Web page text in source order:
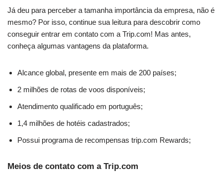
Já deu para perceber a tamanha importância da empresa, não é
mesmo? Por isso, continue sua leitura para descobrir como
conseguir entrar em contato com a Trip.com! Mas antes,
conheça algumas vantagens da plataforma.
Alcance global, presente em mais de 200 países;
2 milhões de rotas de voos disponíveis;
Atendimento qualificado em português;
1,4 milhões de hotéis cadastrados;
Possui programa de recompensas trip.com Rewards;
Meios de contato com a Trip.com